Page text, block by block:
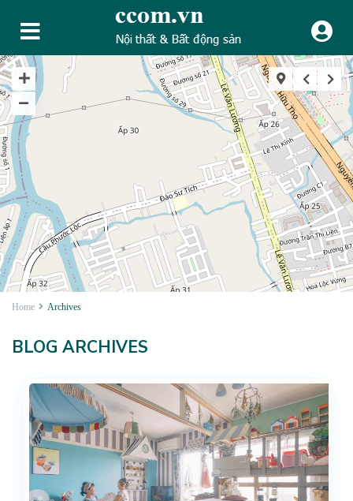
Home Archives
BLOG ARCHIVES